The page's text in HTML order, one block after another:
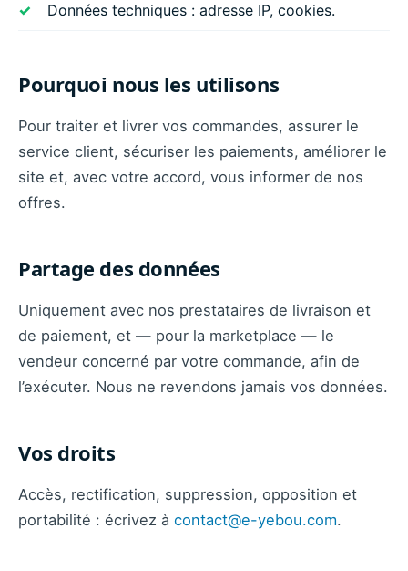
Données techniques : adresse IP, cookies.
Pourquoi nous les utilisons
Pour traiter et livrer vos commandes, assurer le
service client, sécuriser les paiements, améliorer le
site et, avec votre accord, vous informer de nos
offres.
Partage des données
Uniquement avec nos prestataires de livraison et
de paiement, et — pour la marketplace — le
vendeur concerné par votre commande, afin de
l’exécuter. Nous ne revendons jamais vos données.
Vos droits
Accès, rectification, suppression, opposition et
portabilité : écrivez à contact@e-yebou.com.